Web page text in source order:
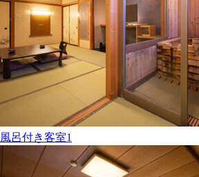
風呂付き客室1